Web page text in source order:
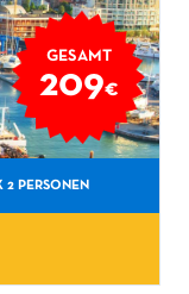
GESAMT
209€
2 PERSONEN